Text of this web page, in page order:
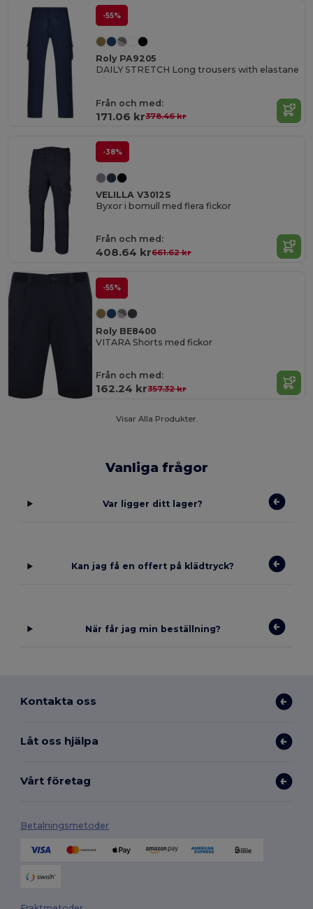
-55%
Roly PA9205
DAILY STRETCH Long trousers with elastane
Från och med:
171.06 kr378.46 kr
-38%
VELILLA V3012S
Byxor i bomull med flera fickor
Från och med:
408.64 kr661.62 kr
-55%
Roly BE8400
VITARA Shorts med fickor
Från och med:
162.24 kr357.32 kr
Visar Alla Produkter.
Vanliga frågor
Var ligger ditt lager?
Kan jag få en offert på klädtryck?
När får jag min beställning?
Kontakta oss
Låt oss hjälpa
Vårt företag
Betalningsmetoder